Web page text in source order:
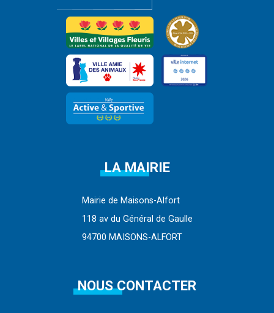
LA MAIRIE
Mairie de Maisons-Alfort
118 av du Général de Gaulle
94700 MAISONS-ALFORT
NOUS CONTACTER